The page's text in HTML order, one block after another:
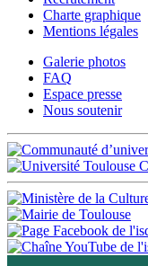
Charte graphique
Mentions légales
Galerie photos
FAQ
Espace presse
Nous soutenir